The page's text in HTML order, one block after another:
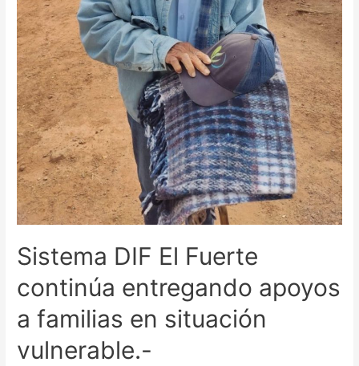
Sistema DIF El Fuerte
continúa entregando apoyos
a familias en situación
vulnerable.-